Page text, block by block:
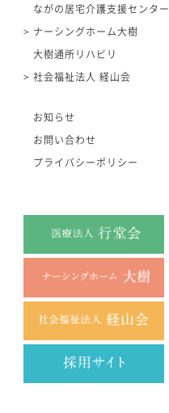
ながの居宅介護支援センター
ナーシングホーム大樹
大樹通所リハビリ
社会福祉法人 経山会
お知らせ
お問い合わせ
プライバシーポリシー